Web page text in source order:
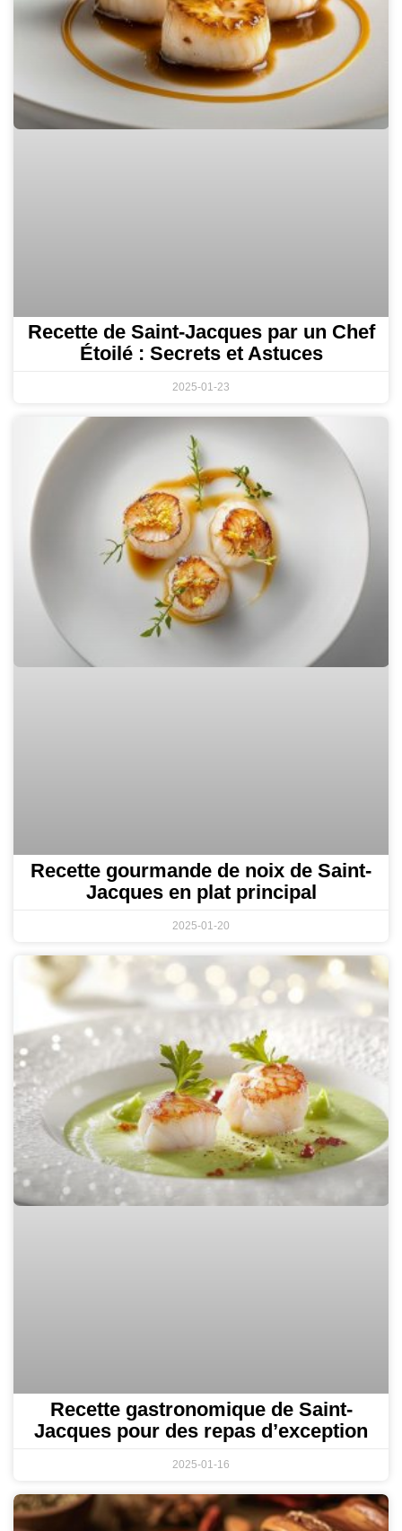
Recette de Saint-Jacques par un Chef
Étoilé : Secrets et Astuces
2025-01-23
Recette gourmande de noix de Saint-
Jacques en plat principal
2025-01-20
Recette gastronomique de Saint-
Jacques pour des repas d’exception
2025-01-16